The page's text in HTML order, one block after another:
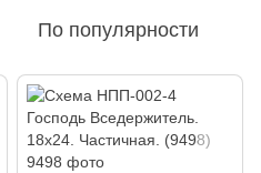
По популярности